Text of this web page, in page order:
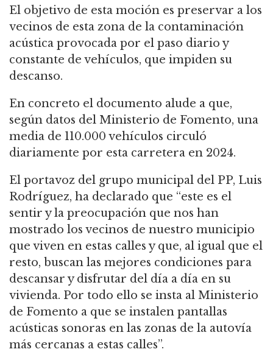
El objetivo de esta moción es preservar a los
vecinos de esta zona de la contaminación
acústica provocada por el paso diario y
constante de vehículos, que impiden su
descanso.
En concreto el documento alude a que,
según datos del Ministerio de Fomento, una
media de 110.000 vehículos circuló
diariamente por esta carretera en 2024.
El portavoz del grupo municipal del PP, Luis
Rodríguez, ha declarado que “este es el
sentir y la preocupación que nos han
mostrado los vecinos de nuestro municipio
que viven en estas calles y que, al igual que el
resto, buscan las mejores condiciones para
descansar y disfrutar del día a día en su
vivienda. Por todo ello se insta al Ministerio
de Fomento a que se instalen pantallas
acústicas sonoras en las zonas de la autovía
más cercanas a estas calles”.